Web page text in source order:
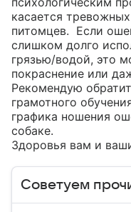
касается
питомцев.  Если
слишком долго
грязью/водой, это
покраснение или
Рекомендую
грамотного
графика ношения
собаке.
Здоровья вам и
Советуем